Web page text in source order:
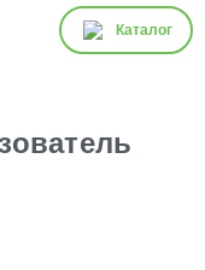
Каталог